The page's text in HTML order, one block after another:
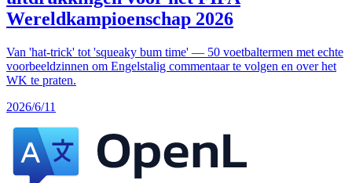
Wereldkampioenschap 2026
Van 'hat-trick' tot 'squeaky bum time' — 50 voetbaltermen met echte
voorbeeldzinnen om Engelstalig commentaar te volgen en over het
WK te praten.
2026/6/11